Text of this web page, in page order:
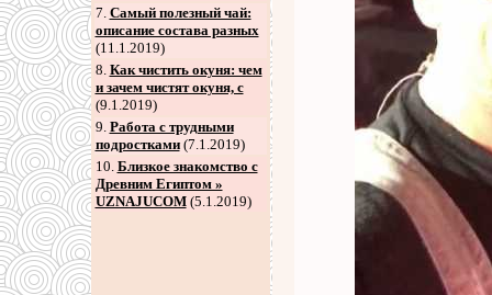
7. Самый полезный чай:
описание состава разных
(11.1.2019)
8. Как чистить окуня: чем
и зачем чистят окуня, с
(9.1.2019)
9. Работа с трудными
подростками(7.1.2019)
10. Близкое знакомство с
Древним Египтом »
UZNAJUCOM(5.1.2019)